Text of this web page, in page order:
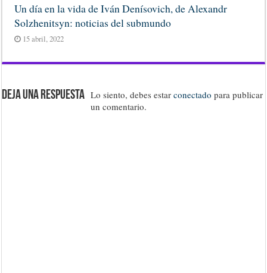
Un día en la vida de Iván Denísovich, de Alexandr
Solzhenitsyn: noticias del submundo
15 abril, 2022
Deja una respuesta Lo siento, debes estarconectado para publicar
un comentario.